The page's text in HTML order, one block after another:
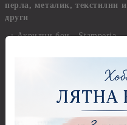
перла, металик, текстилни и
други
Акрилни бои - Stamperia
Акрилни бои - Pentart
Акрилни бои металик -